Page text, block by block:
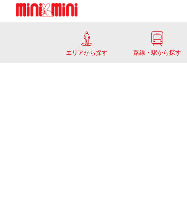
エリアから探す 路線・駅から探す